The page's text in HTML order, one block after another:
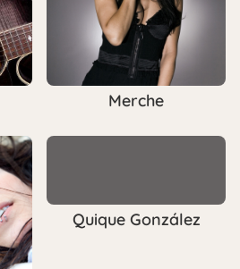
Merche
Quique González